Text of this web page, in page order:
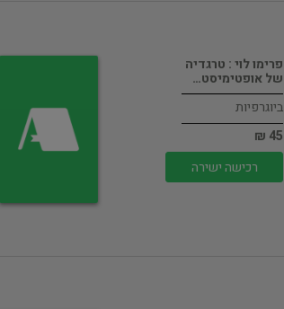
פרימו לוי : טרגדיה
של אופטימיסט…
ביוגרפיות
45 ₪
רכישה ישירה